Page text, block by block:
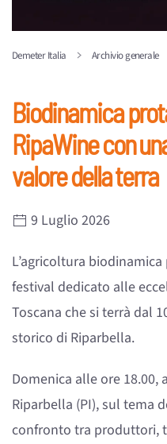
Demeter Italia Archivio generale
Biodinamica
RipaWine con
valore della terra
9 Luglio 2026
L’agricoltura
festival dedicato alle
Toscana che si terrà dal
storico di Riparbella.
Domenica alle ore 18.00,
Riparbella (PI), sul tema
confronto tra produttori,